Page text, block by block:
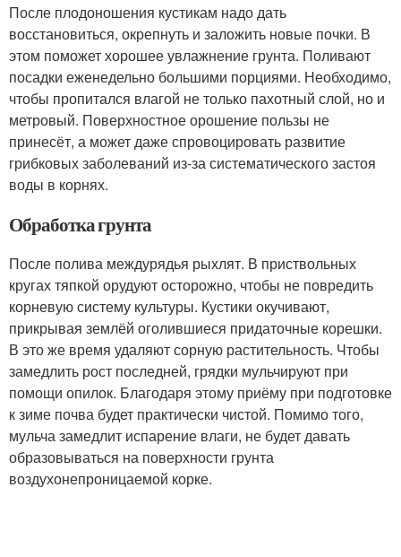
После плодоношения кустикам надо дать
восстановиться, окрепнуть и заложить новые почки. В
этом поможет хорошее увлажнение грунта. Поливают
посадки еженедельно большими порциями. Необходимо,
чтобы пропитался влагой не только пахотный слой, но и
метровый. Поверхностное орошение пользы не
принесёт, а может даже спровоцировать развитие
грибковых заболеваний из-за систематического застоя
воды в корнях.
Обработка грунта
После полива междурядья рыхлят. В приствольных
кругах тяпкой орудуют осторожно, чтобы не повредить
корневую систему культуры. Кустики окучивают,
прикрывая землёй оголившиеся придаточные корешки.
В это же время удаляют сорную растительность. Чтобы
замедлить рост последней, грядки мульчируют при
помощи опилок. Благодаря этому приёму при подготовке
к зиме почва будет практически чистой. Помимо того,
мульча замедлит испарение влаги, не будет давать
образовываться на поверхности грунта
воздухонепроницаемой корке.